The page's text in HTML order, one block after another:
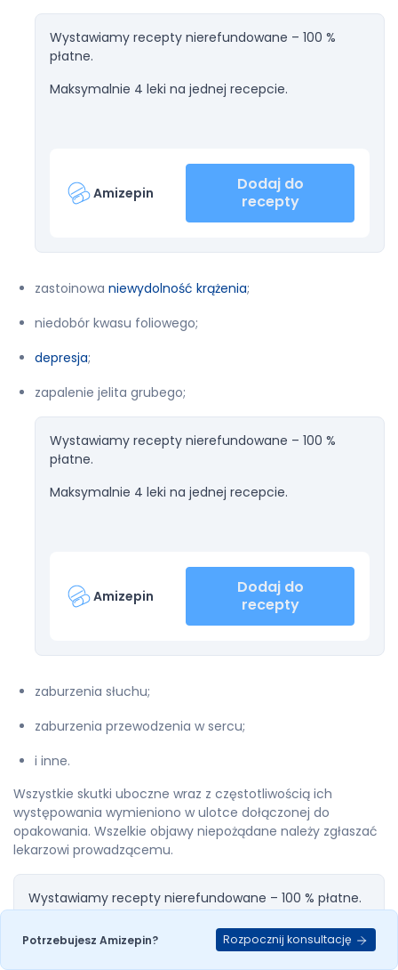
Wystawiamy recepty nierefundowane – 100 %
płatne.
Maksymalnie 4 leki na jednej recepcie.
Amizepin
Dodaj do
recepty
zastoinowa niewydolność krążenia;
niedobór kwasu foliowego;
depresja;
zapalenie jelita grubego;
Wystawiamy recepty nierefundowane – 100 %
płatne.
Maksymalnie 4 leki na jednej recepcie.
Amizepin
Dodaj do
recepty
zaburzenia słuchu;
zaburzenia przewodzenia w sercu;
i inne.
Wszystkie skutki uboczne wraz z częstotliwością ich
występowania wymieniono w ulotce dołączonej do
opakowania. Wszelkie objawy niepożądane należy zgłaszać
lekarzowi prowadzącemu.
Wystawiamy recepty nierefundowane – 100 % płatne.
Maksymalnie 4 leki na jednej recepcie.
Potrzebujesz Amizepin? Rozpocznij konsultację